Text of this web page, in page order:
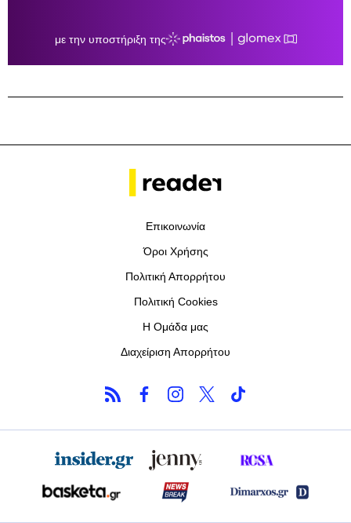
Επικοινωνία
Όροι Χρήσης
Πολιτική Απορρήτου
Πολιτική Cookies
Η Ομάδα μας
Διαχείριση Απορρήτου